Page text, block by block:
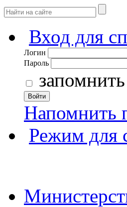
Вход для
Логин
Пароль
Войти
Напомнить
Режим для